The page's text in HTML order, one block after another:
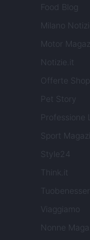
Food Blog
Milano Notizie
Motor
Notizie.it
Offerte
Pet Story
Professione
Sport
Style24
Think.it
Viaggiamo
Nonne